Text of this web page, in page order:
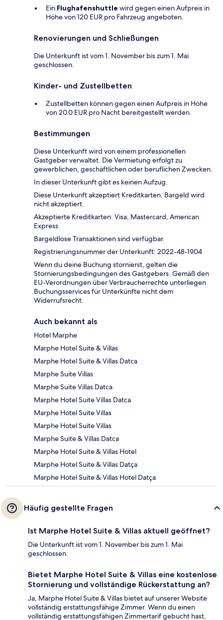
Ein Flughafenshuttle wird gegen einen Aufpreis in
Höhe von 120 EUR pro Fahrzeug angeboten.
Renovierungen und Schließungen
Die Unterkunft ist vom 1. November bis zum 1. Mai
geschlossen.
Kinder- und Zustellbetten
Zustellbetten können gegen einen Aufpreis in Höhe
von 20.0 EUR pro Nacht bereitgestellt werden.
Bestimmungen
Diese Unterkunft wird von einem professionellen
Gastgeber verwaltet. Die Vermietung erfolgt zu
gewerblichen, geschäftlichen oder beruflichen Zwecken.
In dieser Unterkunft gibt es keinen Aufzug.
Diese Unterkunft akzeptiert Kreditkarten. Bargeld wird
nicht akzeptiert.
Akzeptierte Kreditkarten: Visa, Mastercard, American
Express
Bargeldlose Transaktionen sind verfügbar.
Registrierungsnummer der Unterkunft: 2022-48-1904
Wenn du deine Buchung stornierst, gelten die
Stornierungsbedingungen des Gastgebers. Gemäß den
EU-Verordnungen über Verbraucherrechte unterliegen
Buchungsservices für Unterkünfte nicht dem
Widerrufsrecht.
Auch bekannt als
Hotel Marphe
Marphe Hotel Suite & Villas
Marphe Hotel Suite & Villas Datca
Marphe Suite Villas
Marphe Suite Villas Datca
Marphe Hotel Suite Villas Datca
Marphe Hotel Suite Villas
Marphe Hotel Suite Villas
Marphe Suite & Villas Datca
Marphe Hotel Suite & Villas Hotel
Marphe Hotel Suite & Villas Datça
Marphe Hotel Suite & Villas Hotel Datça
Häufig gestellte Fragen
Ist Marphe Hotel Suite & Villas aktuell geöffnet?
Die Unterkunft ist vom 1. November bis zum 1. Mai
geschlossen.
Bietet Marphe Hotel Suite & Villas eine kostenlose
Stornierung und vollständige Rückerstattung an?
Ja, Marphe Hotel Suite & Villas bietet auf unserer Website
vollständig erstattungsfähige Zimmer. Wenn du einen
vollständig erstattungsfähigen Zimmertarif gebucht hast,